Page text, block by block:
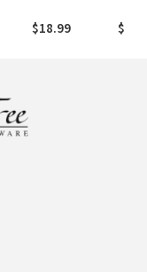
Cristo para los
pecadores y
$18.99